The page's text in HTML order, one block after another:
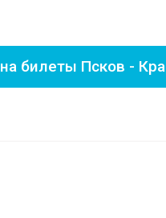
билеты Псков -